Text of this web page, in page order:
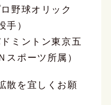
野球オリック
）
ミントン東京五
ポーツ所属）
散を宜しくお願